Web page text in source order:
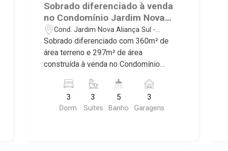
Sobrado diferenciado à venda
no Condomínio Jardim Nova
Aliança Sul, próximo ao
Shopping Iguatemi - Ribeirão
Preto/SP.
Cond. Jardim Nova Aliança Sul -
Ribeirão Preto/SP
Sobrado diferenciado com 360m² de
área terreno e 297m² de área
construída à venda no Condomínio
Shopping Iguatemi - Bairro Cond.
Jardim Nova Aliança Sul, Ribeirão
Preto/SP. Conheça as características
3
Dorm.
3
Suítes
5
Banho
3
Garagens